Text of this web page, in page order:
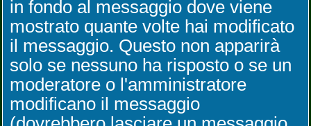
in fondo al messaggio dove viene
mostrato quante volte hai modificato
il messaggio. Questo non apparirà
solo se nessuno ha risposto o se un
moderatore o l'amministratore
modificano il messaggio